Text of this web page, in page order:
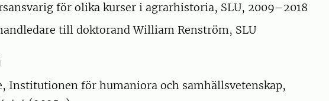
för olika kurser i agrarhistoria, SLU, 2009–2018
till doktorand William Renström, SLU
Institutionen för humaniora och samhällsvetenskap,